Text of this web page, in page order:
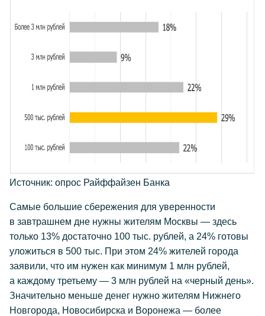
Источник: опрос Райффайзен Банка
Самые большие сбережения для уверенности
в завтрашнем дне нужны жителям Москвы — здесь
только 13% достаточно 100 тыс. рублей, а 24% готовы
уложиться в 500 тыс. При этом 24% жителей города
заявили, что им нужен как минимум 1 млн рублей,
а каждому третьему — 3 млн рублей на «черный день».
Значительно меньше денег нужно жителям Нижнего
Новгорода, Новосибирска и Воронежа — более